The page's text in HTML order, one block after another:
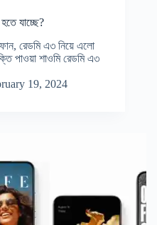
যাচ্ছে?
রেডমি এ৩ নিয়ে এলো
পাওয়া শাওমি রেডমি এ৩
19, 2024